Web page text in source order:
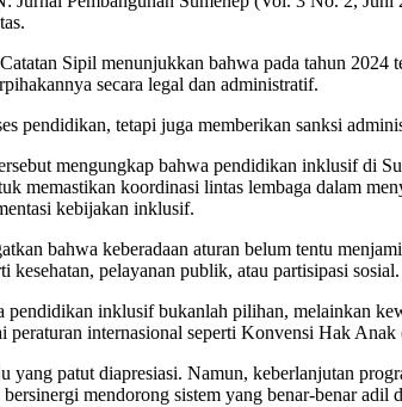
Sipil menunjukkan bahwa pada tahun
secara legal dan administratif.
pendidikan, tetapi juga memberikan sanksi
mengungkap bahwa pendidikan inklusif di
memastikan koordinasi lintas lembaga dalam
kebijakan inklusif.
bahwa keberadaan aturan belum tentu
kesehatan, pelayanan publik, atau partisipasi
inklusif bukanlah pilihan, melainkan
peraturan internasional seperti Konvensi Hak
yang patut diapresiasi. Namun, keberlanjutan
mendorong sistem yang benar-benar